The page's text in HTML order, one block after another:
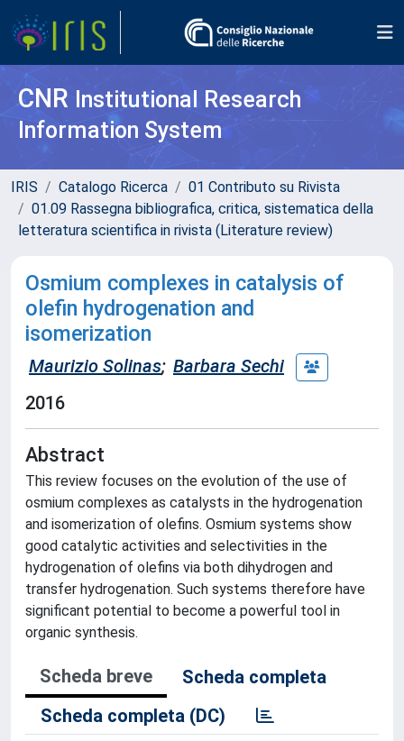
CNR Institutional Research
Information System
IRIS Catalogo Ricerca
01 Contributo su Rivista
01.09 Rassegna bibliografica, critica, sistematica della
letteratura scientifica in rivista (Literature review)
Osmium complexes in catalysis of
olefin hydrogenation and
isomerization
Maurizio Solinas; Barbara Sechi
2016
Abstract
This review focuses on the evolution of the use of
osmium complexes as catalysts in the hydrogenation
and isomerization of olefins. Osmium systems show
good catalytic activities and selectivities in the
hydrogenation of olefins via both dihydrogen and
transfer hydrogenation. Such systems therefore have
significant potential to become a powerful tool in
organic synthesis.
Scheda breve
Scheda completa
Scheda completa (DC)